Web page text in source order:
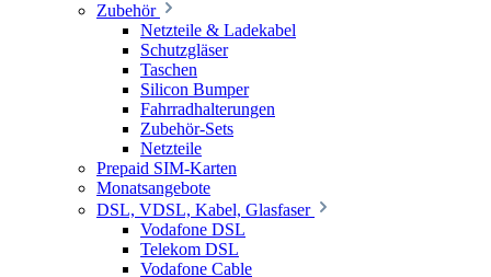
Zubehör
Netzteile & Ladekabel
Schutzgläser
Taschen
Silicon Bumper
Fahrradhalterungen
Zubehör-Sets
Netzteile
Prepaid SIM-Karten
Monatsangebote
DSL, VDSL, Kabel, Glasfaser
Vodafone DSL
Telekom DSL
Vodafone Cable